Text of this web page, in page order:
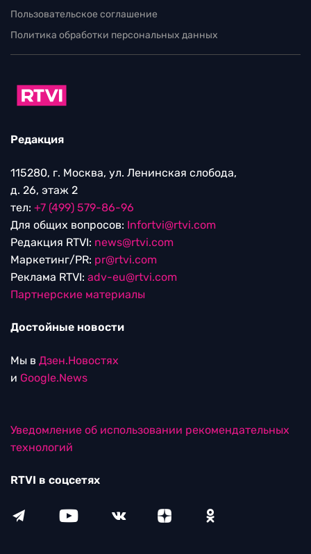
Пользовательское соглашение
Политика обработки персональных данных
Редакция
115280, г. Москва, ул. Ленинская слобода,
д. 26, этаж 2
тел: +7 (499) 579-86-96
Для общих вопросов: Infortvi@rtvi.com
Редакция RTVI: news@rtvi.com
Маркетинг/PR: pr@rtvi.com
Реклама RTVI: adv-eu@rtvi.com
Партнерские материалы
Достойные новости
Мы в Дзен.Новостях
и Google.News
Уведомление об использовании рекомендательных
технологий
RTVI в соцсетях